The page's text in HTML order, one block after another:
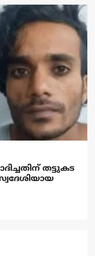
തട്ടുകട